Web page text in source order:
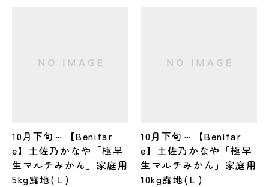
10月下旬～【Benifar
e】土佐乃かなや「極早
生マルチみかん」家庭用
5kg露地(Ｌ)
10月下旬～【Benifar
e】土佐乃かなや「極早
生マルチみかん」家庭用
10kg露地(Ｌ)